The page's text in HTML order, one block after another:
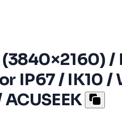
/
IP67 / IK10 /